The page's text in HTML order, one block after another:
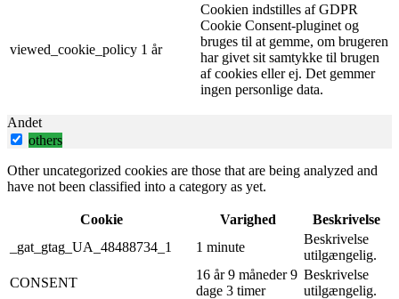
viewed_cookie_policy 1 år
Cookien indstilles af GDPR
Cookie Consent-pluginet og
bruges til at gemme, om brugeren
har givet sit samtykke til brugen
af ​​cookies eller ej. Det gemmer
ingen personlige data.
Andet
others
Other uncategorized cookies are those that are being analyzed and
have not been classified into a category as yet.
Cookie Varighed
Beskrivelse
_gat_gtag_UA_48488734_1
1 minute
Beskrivelse
utilgængelig.
CONSENT
16 år 9 måneder 9
dage 3 timer
Beskrivelse
utilgængelig.